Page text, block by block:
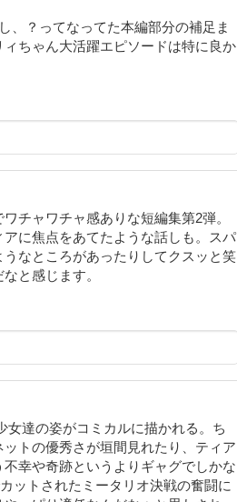
、？ってなってた本編部分の補足ま
ちゃん大活躍エピソードは特に良か
チャワチャ感ありな短編集第2弾。
に焦点をあてたような話しも。スパ
なところがあったりしてクスッと笑
と感じます。
達の姿がコミカルに描かれる。ち
トの優秀さが垣間見れたり、ティア
幸や奇跡というよりギャグでしかな
ットされたミータリオ決戦の奮闘に